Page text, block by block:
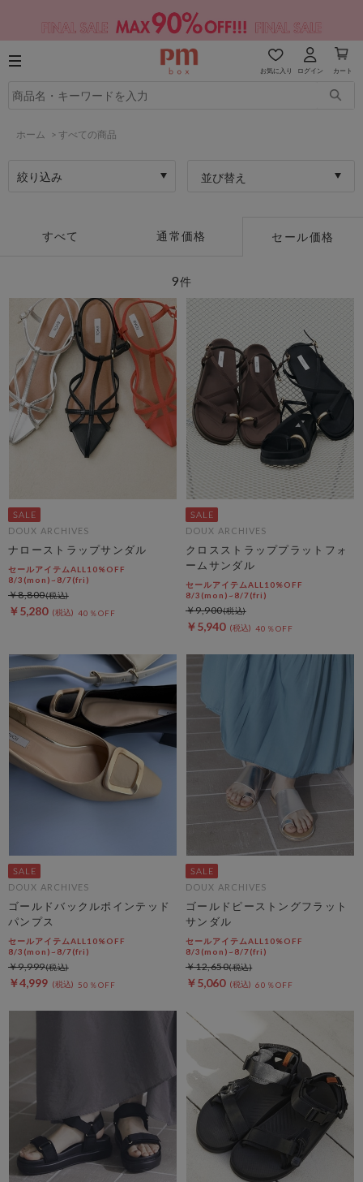
お気に入り ログイン カート
ホーム > すべての商品
絞り込み 並び替え
すべて 通常価格 セール価格
9件
DOUX ARCHIVES
ナローストラップサンダル
セールアイテムALL10%OFF
8/3(mon)~8/7(fri)
￥5,280 40％OFF
￥8,800
DOUX ARCHIVES
クロスストラッププラットフォ
ームサンダル
セールアイテムALL10%OFF
8/3(mon)~8/7(fri)
￥5,940 40％OFF
￥9,900
DOUX ARCHIVES
ゴールドバックルポインテッド
パンプス
セールアイテムALL10%OFF
8/3(mon)~8/7(fri)
￥4,999 50％OFF
￥9,999
DOUX ARCHIVES
ゴールドピーストングフラット
サンダル
セールアイテムALL10%OFF
8/3(mon)~8/7(fri)
￥5,060 60％OFF
￥12,650